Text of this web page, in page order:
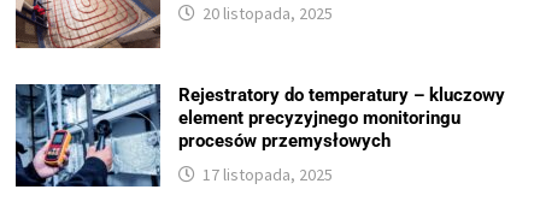
20 listopada, 2025
Rejestratory do temperatury – kluczowy
element precyzyjnego monitoringu
procesów przemysłowych
17 listopada, 2025